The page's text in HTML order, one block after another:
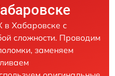
в Хабаровске с
сложности. Проводим
заменяем